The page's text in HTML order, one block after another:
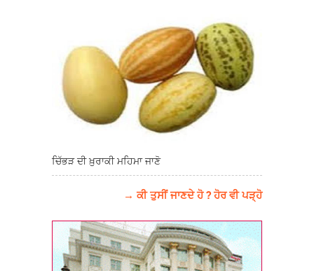
ਚਿੱਭੜ ਦੀ ਖ਼ੁਰਾਕੀ ਮਹਿਮਾ ਜਾਣੋ
→ ਕੀ ਤੁਸੀਂ ਜਾਣਦੇ ਹੋ ? ਹੋਰ ਵੀ ਪੜ੍ਹੋ